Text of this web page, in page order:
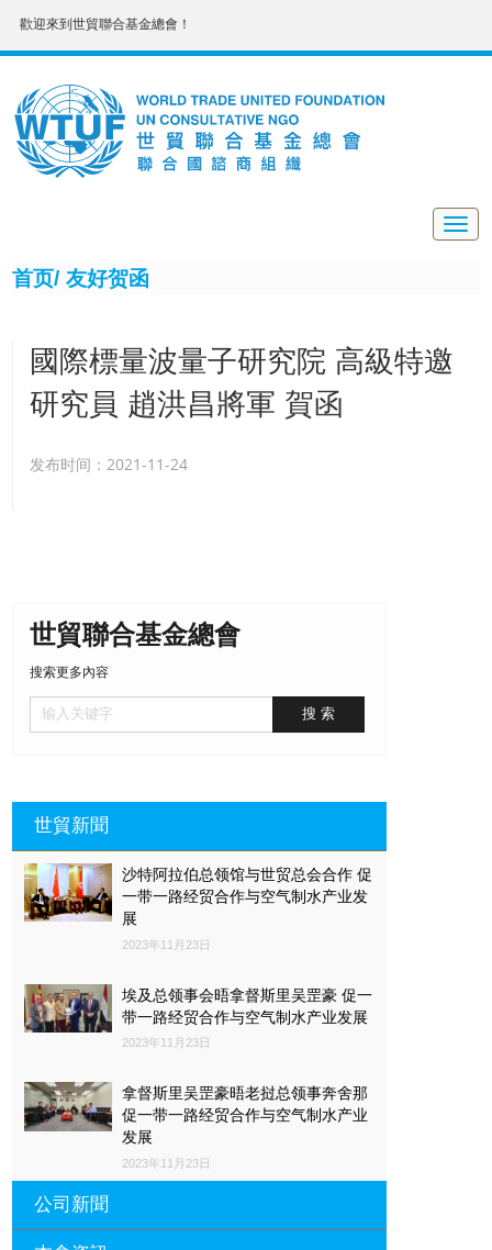
歡迎來到世貿聯合基金總會！
首页/ 友好贺函
國際標量波量子研究院 高級特邀
研究員 趙洪昌將軍 賀函
发布时间：2021-11-24
世貿聯合基金總會
搜索更多內容
世貿新聞
沙特阿拉伯总领馆与世贸总会合作 促
一带一路经贸合作与空气制水产业发
展
2023年11月23日
埃及总领事会晤拿督斯里吴罡豪 促一
带一路经贸合作与空气制水产业发展
2023年11月23日
拿督斯里吴罡豪晤老挝总领事奔舍那
促一带一路经贸合作与空气制水产业
发展
2023年11月23日
公司新聞